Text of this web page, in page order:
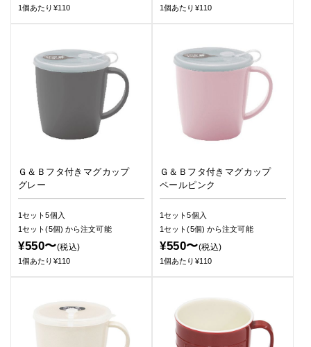
1個あたり¥110 1個あたり¥110
Ｇ＆Ｂフタ付きマグカップ
グレー
1セット5個入
1セット(5個) から注文可能
¥550〜(税込)
1個あたり¥110
Ｇ＆Ｂフタ付きマグカップ
ペールピンク
1セット5個入
1セット(5個) から注文可能
¥550〜(税込)
1個あたり¥110